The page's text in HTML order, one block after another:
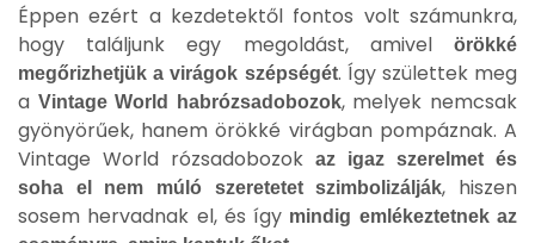
Éppen ezért a kezdetektől fontos volt számunkra,
hogy találjunk egy megoldást, amivel
örökké
megőrizhetjük a virágok szépségét. Így születtek meg
a Vintage World habrózsadobozok, melyek nemcsak
gyönyörűek, hanem örökké virágban pompáznak. A
Vintage World rózsadobozok az igaz szerelmet és
soha el nem múló szeretetet szimbolizálják, hiszen
sosem hervadnak el, és így mindig emlékeztetnek az